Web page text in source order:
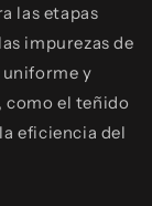
las etapas
impurezas de
uniforme y
el teñido
eficiencia del